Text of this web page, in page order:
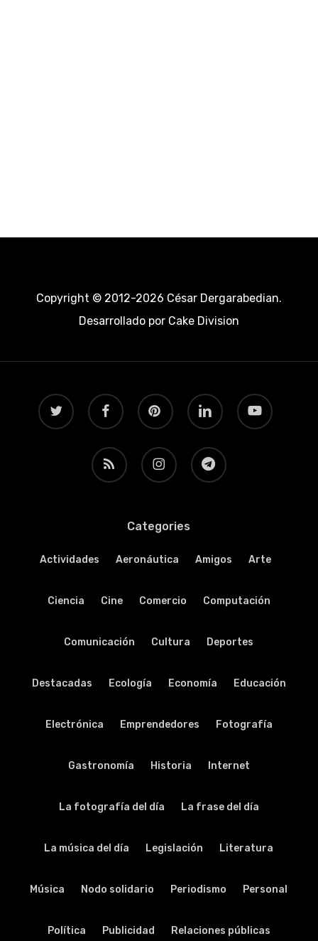
Copyright © 2012-2026 César Dergarabedian.
Desarrollado porCake Division
twitter facebook pinterest linkedin youtube
RSS instagram telegram
Categories
Actividades Aeronáutica Amigos Arte
Ciencia Cine Comercio Computación
Comunicación Cultura Deportes
Destacadas Ecología Economía Educación
Electrónica Emprendedores Fotografía
Gastronomía Historia Internet
La fotografía del día La frase del día
La música del día Legislación Literatura
Música Nodo solidario Periodismo Personal
Política Publicidad Relaciones públicas